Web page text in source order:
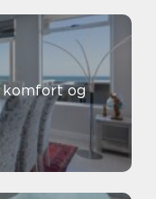
komfort og